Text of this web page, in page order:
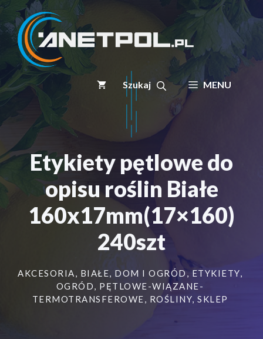
Przejdź
do
treści
MENU
Etykiety pętlowe do
opisu roślin Białe
160x17mm(17×160)
240szt
AKCESORIA, BIAŁE, DOM I OGRÓD, ETYKIETY,
OGRÓD, PĘTLOWE-WIĄZANE-
TERMOTRANSFEROWE, ROŚLINY, SKLEP